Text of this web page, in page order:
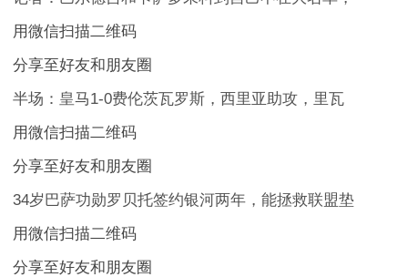
用微信扫描二维码
分享至好友和朋友圈
半场：皇马1-0费伦茨瓦罗斯，西里亚助攻，里瓦
用微信扫描二维码
分享至好友和朋友圈
34岁巴萨功勋罗贝托签约银河两年，能拯救联盟垫
用微信扫描二维码
分享至好友和朋友圈